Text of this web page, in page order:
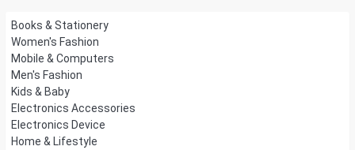
Books & Stationery
Women's Fashion
Mobile & Computers
Men's Fashion
Kids & Baby
Electronics Accessories
Electronics Device
Home & Lifestyle